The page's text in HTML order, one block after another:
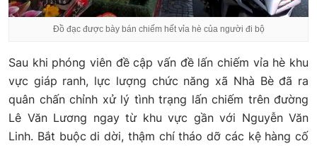
Đồ đạc được bày bán chiếm hết vỉa hè của người đi bộ
Sau khi phóng viên đề cập vấn đề lấn chiếm vỉa hè khu
vực giáp ranh, lực lượng chức năng xã Nhà Bè đã ra
quân chấn chỉnh xử lý tình trạng lấn chiếm trên đường
Lê Văn Lương ngay từ khu vực gần với Nguyễn Văn
Linh. Bắt buộc di dời, thậm chí tháo dỡ các kệ hàng cố